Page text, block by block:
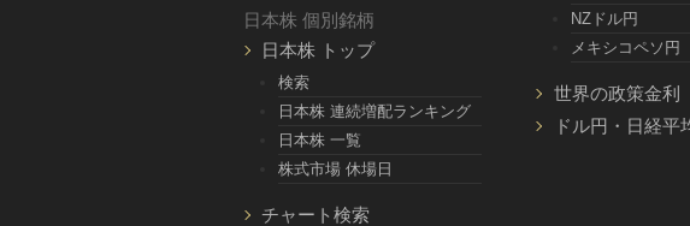
日本株 個別銘柄
日本株 トップ
検索
日本株 連続増配ランキング
日本株 一覧
株式市場 休場日
チャート検索
NZドル円
メキシコペソ円
世界の政策金利
ドル円・日経平